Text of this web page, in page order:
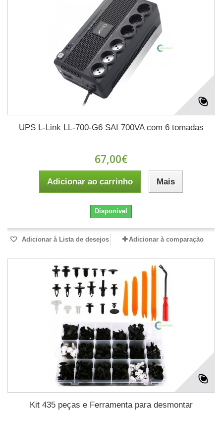
UPS L-Link LL-700-G6 SAI 700VA com 6 tomadas
67,00€
Adicionar ao carrinho Mais
Disponível
Adicionar à Lista de desejos Adicionar à comparação
Kit 435 peças e Ferramenta para desmontar